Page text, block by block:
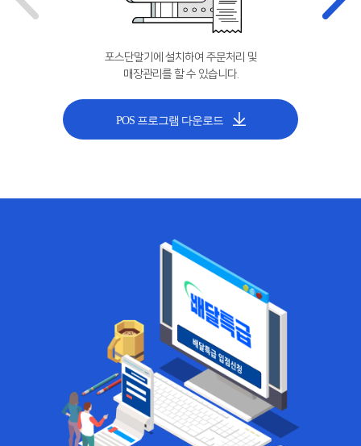
포스단말기에 설치하여 주문처리 및
매장관리를 할 수 있습니다.
POS 프로그램 다운로드